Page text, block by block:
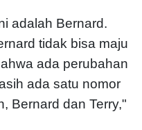
adalah Bernard.
tidak bisa maju
ada perubahan
ada satu nomor
Bernard dan Terry,"